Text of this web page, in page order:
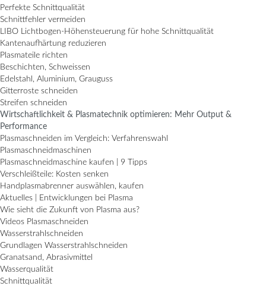
Perfekte Schnittqualität
Schnittfehler vermeiden
LIBO Lichtbogen-Höhensteuerung für hohe Schnittqualität
Kantenaufhärtung reduzieren
Plasmateile richten
Beschichten, Schweissen
Edelstahl, Aluminium, Grauguss
Gitterroste schneiden
Streifen schneiden
Wirtschaftlichkeit & Plasmatechnik optimieren: Mehr Output &
Performance
Plasmaschneiden im Vergleich: Verfahrenswahl
Plasmaschneidmaschinen
Plasmaschneidmaschine kaufen | 9 Tipps
Verschleißteile: Kosten senken
Handplasmabrenner auswählen, kaufen
Aktuelles | Entwicklungen bei Plasma
Wie sieht die Zukunft von Plasma aus?
Videos Plasmaschneiden
Wasserstrahlschneiden
Grundlagen Wasserstrahlschneiden
Granatsand, Abrasivmittel
Wasserqualität
Schnittqualität